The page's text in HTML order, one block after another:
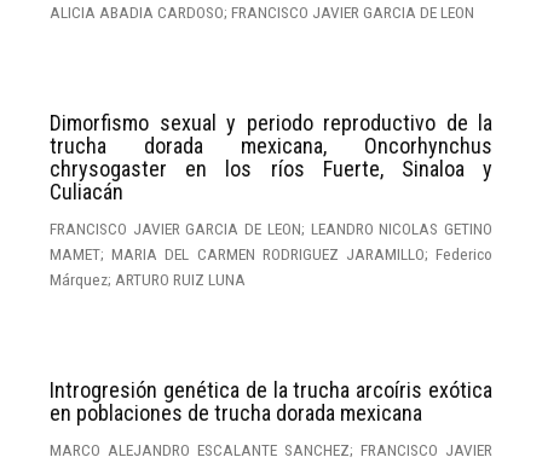
ALICIA ABADIA CARDOSO; FRANCISCO JAVIER GARCIA DE LEON
Dimorfismo sexual y periodo reproductivo de la
trucha dorada mexicana, Oncorhynchus
chrysogaster en los ríos Fuerte, Sinaloa y
Culiacán
FRANCISCO JAVIER GARCIA DE LEON; LEANDRO NICOLAS GETINO
MAMET; MARIA DEL CARMEN RODRIGUEZ JARAMILLO; Federico
Márquez; ARTURO RUIZ LUNA
Introgresión genética de la trucha arcoíris exótica
en poblaciones de trucha dorada mexicana
MARCO ALEJANDRO ESCALANTE SANCHEZ; FRANCISCO JAVIER